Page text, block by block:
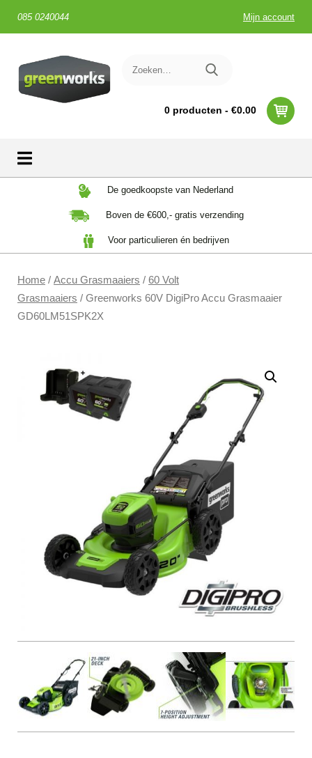
085 0240044 Mijn account
0 producten - €0.00
De goedkoopste van Nederland
Boven de €600,- gratis verzending
Voor particulieren én bedrijven
Home / Accu Grasmaaiers / 60 Volt
Grasmaaiers / Greenworks 60V DigiPro Accu Grasmaaier
GD60LM51SPK2X